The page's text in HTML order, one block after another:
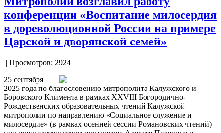
конференции «Воспитание милосердия
в дореволюционной России на примере
Царской и дворянской семей»
| Просмотров: 2924
25 сентября
2025 года по благословению митрополита Калужского и
Боровского Климента в рамках XXVIII Богородично-
Рождественских образовательных чтений Калужской
митрополии по направлению «Социальное служение и
милосердие» (в рамках осенней сессии Романовских чтений)